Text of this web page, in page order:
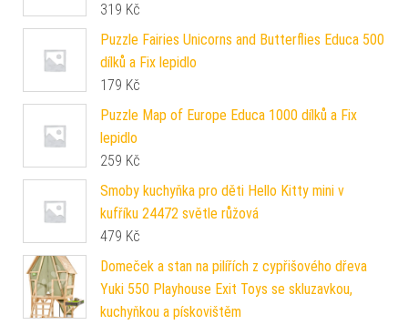
319 Kč
Puzzle Fairies Unicorns and Butterflies Educa 500
dílků a Fix lepidlo
179 Kč
Puzzle Map of Europe Educa 1000 dílků a Fix
lepidlo
259 Kč
Smoby kuchyňka pro děti Hello Kitty mini v
kufříku 24472 světle růžová
479 Kč
Domeček a stan na pilířích z cypřišového dřeva
Yuki 550 Playhouse Exit Toys se skluzavkou,
kuchyňkou a pískovištěm